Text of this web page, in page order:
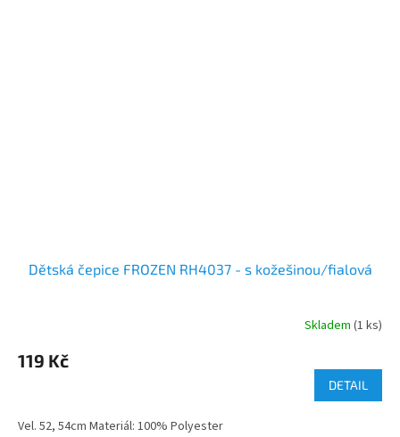
Dětská čepice FROZEN RH4037 - s kožešinou/fialová
Skladem (1 ks)
119 Kč
DETAIL
Vel. 52, 54cm Materiál: 100% Polyester